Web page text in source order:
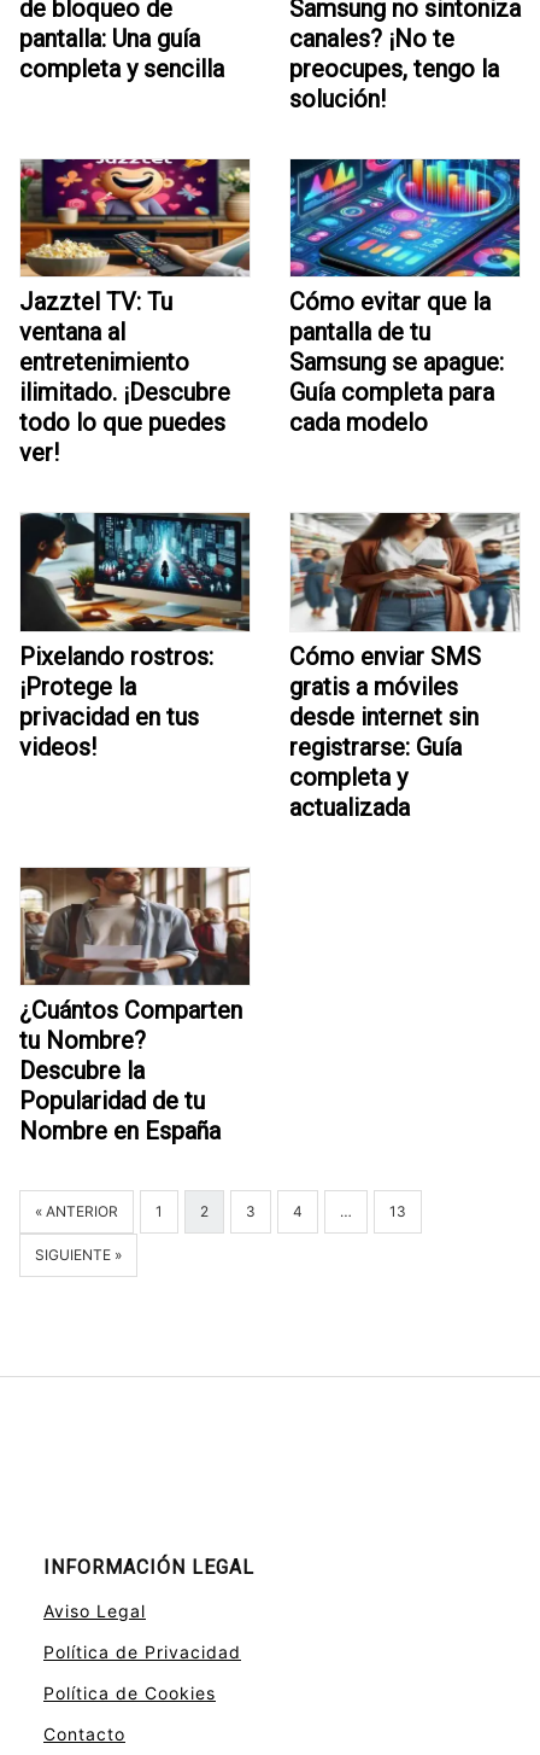
de bloqueo de
pantalla: Una guía
completa y sencilla
Samsung no sintoniza
canales? ¡No te
preocupes, tengo la
solución!
Jazztel TV: Tu
ventana al
entretenimiento
ilimitado. ¡Descubre
todo lo que puedes
ver!
Cómo evitar que la
pantalla de tu
Samsung se apague:
Guía completa para
cada modelo
Pixelando rostros:
¡Protege la
privacidad en tus
videos!
Cómo enviar SMS
gratis a móviles
desde internet sin
registrarse: Guía
completa y
actualizada
¿Cuántos Comparten
tu Nombre?
Descubre la
Popularidad de tu
Nombre en España
« ANTERIOR 1 2 3 4 … 13
SIGUIENTE »
INFORMACIÓN LEGAL
Aviso Legal
Política de Privacidad
Política de Cookies
Contacto